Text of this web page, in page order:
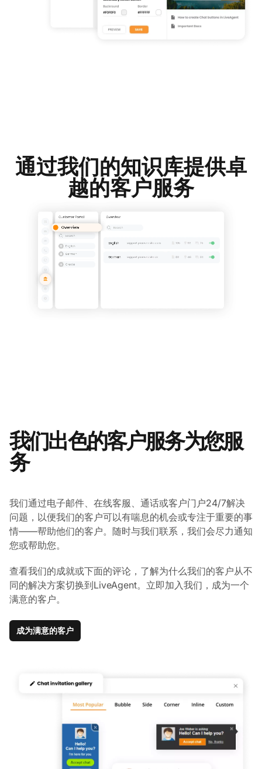
通过我们的知识库提供卓
越的客户服务
我们出色的客户服务为您服
务
我们通过电子邮件、在线客服、通话或客户门户24/7解决
问题，以便我们的客户可以有喘息的机会或专注于重要的事
情——帮助他们的客户。随时与我们联系，我们会尽力通知
您或帮助您。
查看我们的成就或下面的评论，了解为什么我们的客户从不
同的解决方案切换到LiveAgent。立即加入我们，成为一个
满意的客户。
成为满意的客户